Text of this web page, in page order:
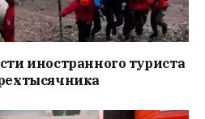
иностранного туриста